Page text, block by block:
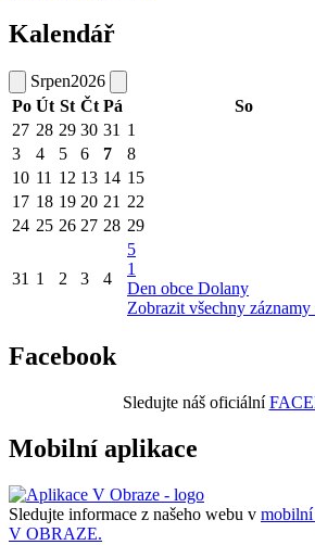
Kalendář
Srpen2026
Po Út St Čt Pá So
27 28 29 30 31 1
3
4 5 6 7 8
10 11 12 13 14 15
17 18 19 20 21 22
24 25 26 27 28 29
31 1 2 3 4
5
1
Den obce Dolany
Zobrazit všechny záznamy
Facebook
Sledujte náš oficiální
Mobilní aplikace
Sledujte informace z našeho webu v
V OBRAZE.